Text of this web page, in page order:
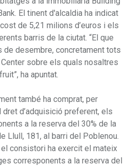
El tinent d'alcaldia ha indicat
de 5,21 milions d’euros i els
barris de la ciutat. “El que
de desembre, concretament tots
sobre els quals nosaltres
ha apuntat.
també ha comprat, per
d’adquisició preferent, els
a la reserva del 30% de la
Llull, 181, al barri del Poblenou.
consistori ha exercit el mateix
corresponents a la reserva del